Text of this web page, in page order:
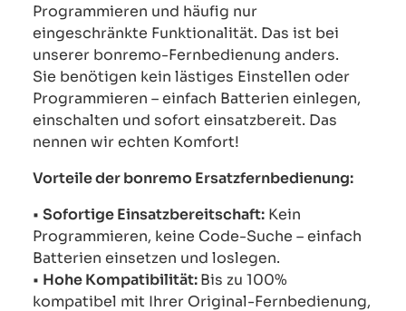
Programmieren und häufig nur
eingeschränkte Funktionalität. Das ist bei
unserer bonremo-Fernbedienung anders.
Sie benötigen kein lästiges Einstellen oder
Programmieren – einfach Batterien einlegen,
einschalten und sofort einsatzbereit. Das
nennen wir echten Komfort!
Vorteile der bonremo Ersatzfernbedienung:
• Sofortige Einsatzbereitschaft: Kein
Programmieren, keine Code-Suche – einfach
Batterien einsetzen und loslegen.
• Hohe Kompatibilität:Bis zu 100%
kompatibel mit Ihrer Original-Fernbedienung,